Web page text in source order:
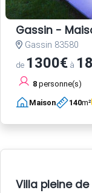
Gassin -
Gassin 83580
de 1300€ à
8 personne(s)
Maison 140m²
Villa pleine